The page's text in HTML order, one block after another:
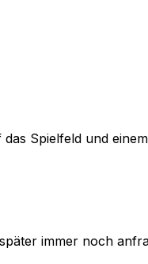
Spielfeld und
immer noch